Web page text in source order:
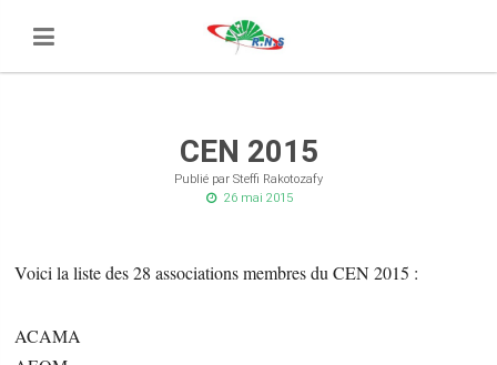
CEN 2015
Publié par Steffi Rakotozafy
26 mai 2015
Voici la liste des 28 associations membres du CEN 2015 :
ACAMA